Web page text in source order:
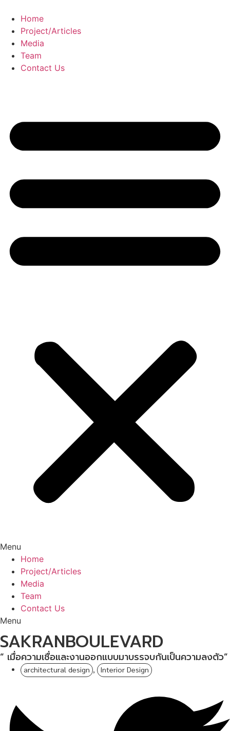
content
Home
Project/Articles
Media
Team
Contact Us
Menu
Home
Project/Articles
Media
Team
Contact Us
Menu
SAKRANBOULEVARD
“ เมื่อความเชื่อและงานออกแบบมาบรรจบกันเป็นความลงตัว”
architectural design , Interior Design